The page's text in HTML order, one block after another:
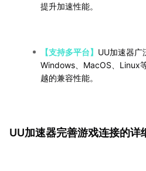
提升加速性能。
【支持多平台】 UU加速器广
Windows、MacOS、Linux
越的兼容性能。
UU加速器完善游戏连接的详